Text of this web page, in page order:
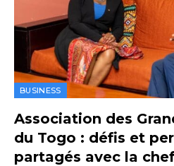
BUSINESS
Association des
du Togo : défis et
partagés avec la